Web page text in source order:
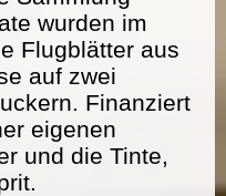
wurden im
Flugblätter aus
auf zwei
Finanziert
eigenen
und die Tinte,